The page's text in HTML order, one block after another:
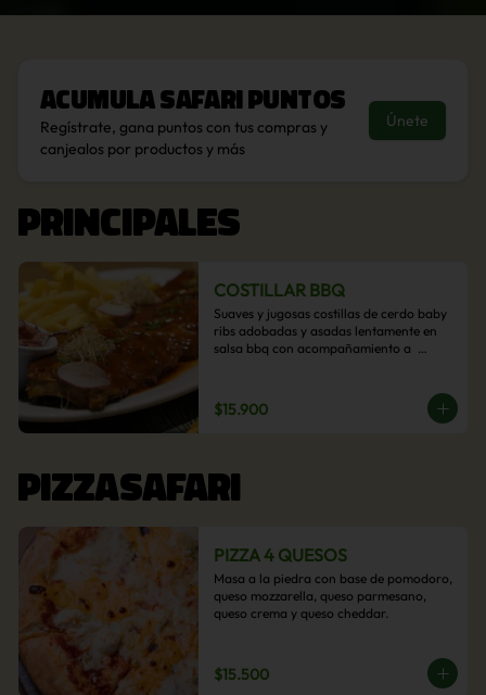
AcumulaSafari Puntos
Regístrate, gana puntos con tus compras y
canjealos por productos y más
Únete
PRINCIPALES
COSTILLAR BBQ
Suaves y jugosas costillas de cerdo baby
ribs adobadas y asadas lentamente en
salsa bbq con acompañamiento a
salteadas, Papas parmentier, Papas
fritas, Arroz blanco.
$15.900
PIZZASAFARI
PIZZA 4 QUESOS
Masa a la piedra con base de pomodoro,
queso mozzarella, queso parmesano,
queso crema y queso cheddar.
$15.500